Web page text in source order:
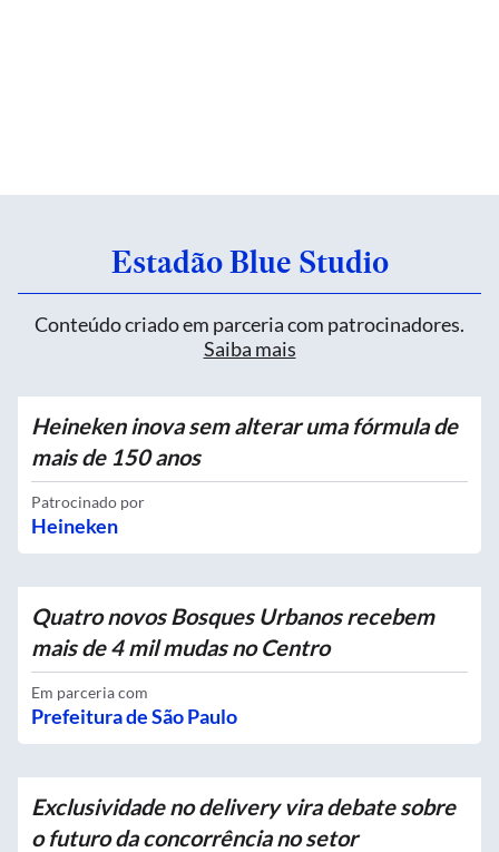
Estadão Blue Studio
Conteúdo criado em parceria com patrocinadores.
Saiba mais
Heineken inova sem alterar uma fórmula de
mais de 150 anos
Patrocinado por
Heineken
Quatro novos Bosques Urbanos recebem
mais de 4 mil mudas no Centro
Em parceria com
Prefeitura de São Paulo
Exclusividade no delivery vira debate sobre
o futuro da concorrência no setor